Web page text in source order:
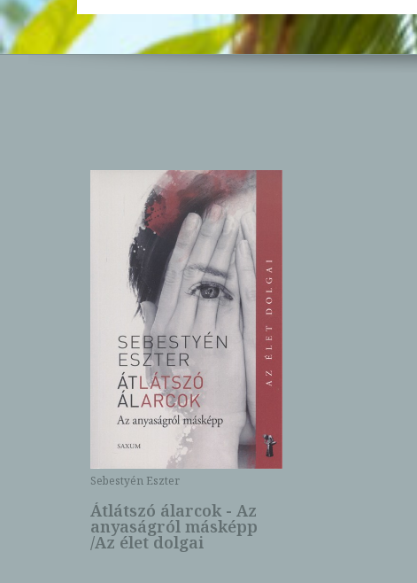
Sebestyén Eszter
Átlátszó álarcok - Az
anyaságról másképp
/Az élet dolgai